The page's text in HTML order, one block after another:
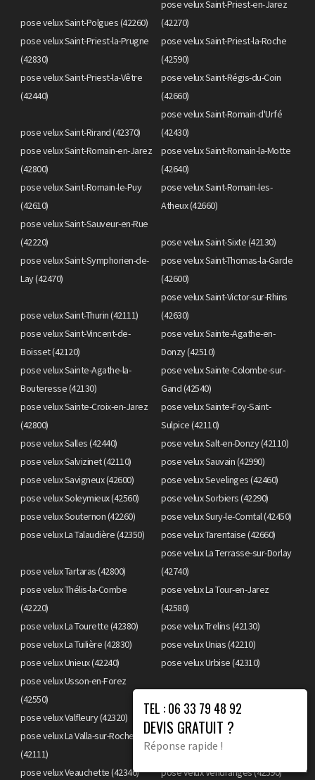
pose velux Saint-Polgues (42260)
pose velux Saint-Priest-en-Jarez
(42270)
pose velux Saint-Priest-la-Prugne
(42830)
pose velux Saint-Priest-la-Roche
(42590)
pose velux Saint-Priest-la-Vêtre
(42440)
pose velux Saint-Régis-du-Coin
(42660)
pose velux Saint-Rirand (42370)
pose velux Saint-Romain-d'Urfé
(42430)
pose velux Saint-Romain-en-Jarez
(42800)
pose velux Saint-Romain-la-Motte
(42640)
pose velux Saint-Romain-le-Puy
(42610)
pose velux Saint-Romain-les-
Atheux (42660)
pose velux Saint-Sauveur-en-Rue
(42220)
pose velux Saint-Sixte (42130)
pose velux Saint-Symphorien-de-
Lay (42470)
pose velux Saint-Thomas-la-Garde
(42600)
pose velux Saint-Thurin (42111)
pose velux Saint-Victor-sur-Rhins
(42630)
pose velux Saint-Vincent-de-
Boisset (42120)
pose velux Sainte-Agathe-en-
Donzy (42510)
pose velux Sainte-Agathe-la-
Bouteresse (42130)
pose velux Sainte-Colombe-sur-
Gand (42540)
pose velux Sainte-Croix-en-Jarez
(42800)
pose velux Sainte-Foy-Saint-
Sulpice (42110)
pose velux Salles (42440)
pose velux Salt-en-Donzy (42110)
pose velux Salvizinet (42110)
pose velux Sauvain (42990)
pose velux Savigneux (42600)
pose velux Sevelinges (42460)
pose velux Soleymieux (42560)
pose velux Sorbiers (42290)
pose velux Souternon (42260)
pose velux Sury-le-Comtal (42450)
pose velux La Talaudière (42350)
pose velux Tarentaise (42660)
pose velux Tartaras (42800)
pose velux La Terrasse-sur-Dorlay
(42740)
pose velux Thélis-la-Combe
(42220)
pose velux La Tour-en-Jarez
(42580)
pose velux La Tourette (42380)
pose velux Trelins (42130)
pose velux La Tuilière (42830)
pose velux Unias (42210)
pose velux Unieux (42240)
pose velux Urbise (42310)
pose velux Usson-en-Forez
(42550)
pose velux Valfleury (42320)
pose velux La Valla-en-Gier (42131)
pose velux La Valla-sur-Rochefort
(42111)
pose velux Veauche (42340)
pose velux Veauchette (42340)
pose velux Vendranges (42590)
TEL : 06 33 79 48 92
DEVIS GRATUIT ?
Réponse rapide !